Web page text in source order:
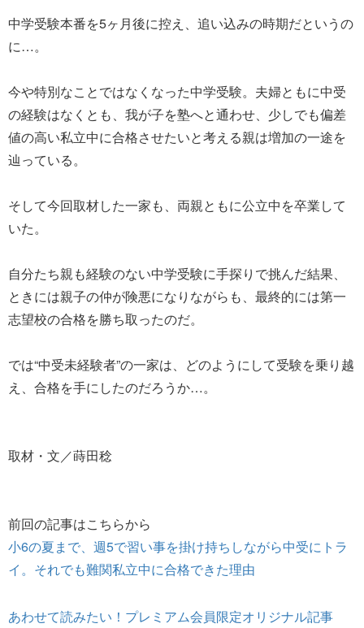
中学受験本番を5ヶ月後に控え、追い込みの時期だというの
に…。
今や特別なことではなくなった中学受験。夫婦ともに中受
の経験はなくとも、我が子を塾へと通わせ、少しでも偏差
値の高い私立中に合格させたいと考える親は増加の一途を
辿っている。
そして今回取材した一家も、両親ともに公立中を卒業して
いた。
自分たち親も経験のない中学受験に手探りで挑んだ結果、
ときには親子の仲が険悪になりながらも、最終的には第一
志望校の合格を勝ち取ったのだ。
では“中受未経験者”の一家は、どのようにして受験を乗り越
え、合格を手にしたのだろうか…。
取材・文／蒔田稔
前回の記事はこちらから
小6の夏まで、週5で習い事を掛け持ちしながら中受にトラ
イ。それでも難関私立中に合格できた理由
あわせて読みたい！プレミアム会員限定オリジナル記事